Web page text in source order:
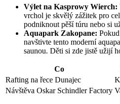
Výlet na Kasprowy Wierch:
vrchol je skvělý zážitek pro
podniknout pěší túru nebo si
Aquapark Zakopane:
navštivte tento moderní
saunou. Děti si zde jistě užijí
Co
Rafting na řece Dunajec
Návštěva Oskar Schindler Factory